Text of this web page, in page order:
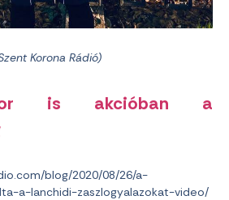
Korona Rádió)
is akcióban a
blog/2020/08/26/a-
a-lanchidi-zaszlogyalazokat-video/